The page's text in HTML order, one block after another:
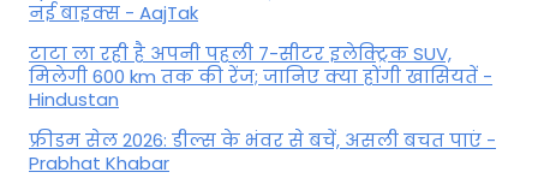
नई बाइक्स - AajTak
टाटा ला रही है अपनी पहली 7-सीटर इलेक्ट्रिक SUV,
मिलेगी 600 km तक की रेंज; जानिए क्या होंगी खासियतें -
Hindustan
फ्रीडम सेल 2026: डील्स के भंवर से बचें, असली बचत पाएं -
Prabhat Khabar